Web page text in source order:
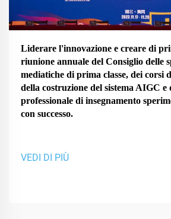
Liderare l'innovazione e creare di
riunione annuale del Consiglio delle
mediatiche di prima classe, dei corsi
della costruzione del sistema AIGC e
professionale di insegnamento
con successo.
VEDI DI PIÙ